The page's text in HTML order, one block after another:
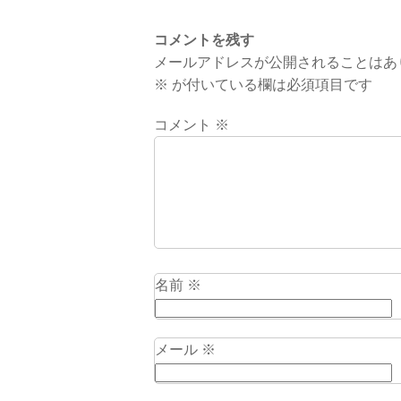
コメントを残す
メールアドレスが公開されることはあ
※ が付いている欄は必須項目です
コメント ※
名前 ※
メール ※